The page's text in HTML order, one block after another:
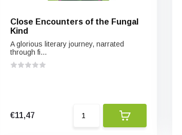
Close Encounters of the Fungal
Kind
A glorious literary journey, narrated
through fi...
€11,47